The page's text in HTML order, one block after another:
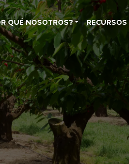
QUÉ NOSOTROS? RECURSOS